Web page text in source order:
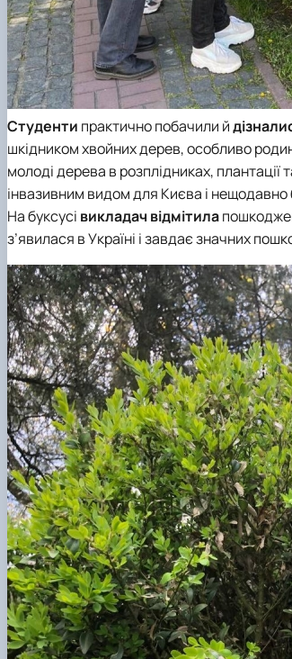
Студенти практично побачили й
шкідником хвойних дерев, особливо
молоді дерева в розплідниках,
інвазивним видом для Києва і
На буксусі викладач відмітила
з’явилася в Україні і завдає значних